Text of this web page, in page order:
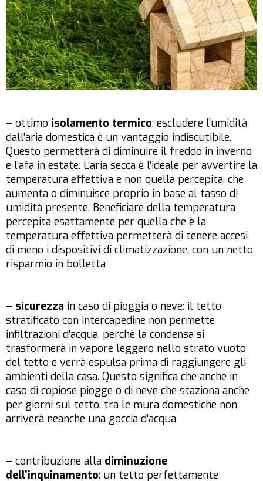
– ottimo isolamento termico: escludere l’umidità
dall’aria domestica è un vantaggio indiscutibile.
Questo permetterà di diminuire il freddo in inverno
e l’afa in estate. L’aria secca è l’ideale per avvertire la
temperatura effettiva e non quella percepita, che
aumenta o diminuisce proprio in base al tasso di
umidità presente. Beneficiare della temperatura
percepita esattamente per quella che è la
temperatura effettiva permetterà di tenere accesi
di meno i dispositivi di climatizzazione, con un netto
risparmio in bolletta
– sicurezza in caso di pioggia o neve: il tetto
stratificato con intercapedine non permette
infiltrazioni d’acqua, perché la condensa si
trasformerà in vapore leggero nello strato vuoto
del tetto e verrà espulsa prima di raggiungere gli
ambienti della casa. Questo significa che anche in
caso di copiose piogge o di neve che staziona anche
per giorni sul tetto, tra le mura domestiche non
arriverà neanche una goccia d’acqua
– contribuzione alla diminuzione
dell’inquinamento: un tetto perfettamente